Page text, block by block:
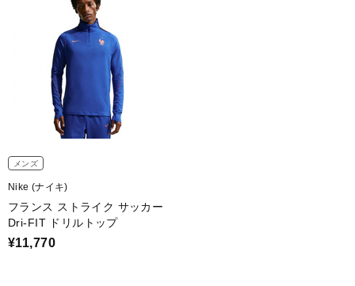
メンズ
Nike (ナイキ)
フランス ストライク サッカー
Dri-FIT ドリルトップ
¥11,770